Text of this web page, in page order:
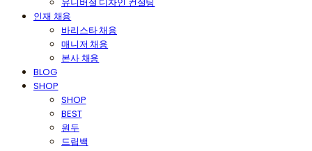
인재 채용
바리스타 채용
매니저 채용
본사 채용
BLOG
SHOP
SHOP
BEST
원두
드립백